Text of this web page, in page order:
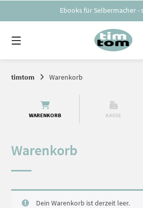
Ebooks für Selbermacher -
timtom Warenkorb
WARENKORB KASSE
Warenkorb
Dein Warenkorb ist derzeit leer.